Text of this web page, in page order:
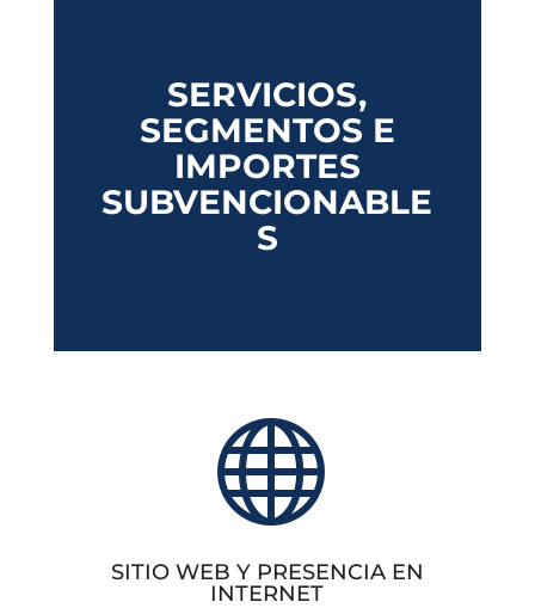
SERVICIOS,
SEGMENTOS E
IMPORTES
SUBVENCIONABLE
S

SITIO WEB Y PRESENCIA EN
INTERNET